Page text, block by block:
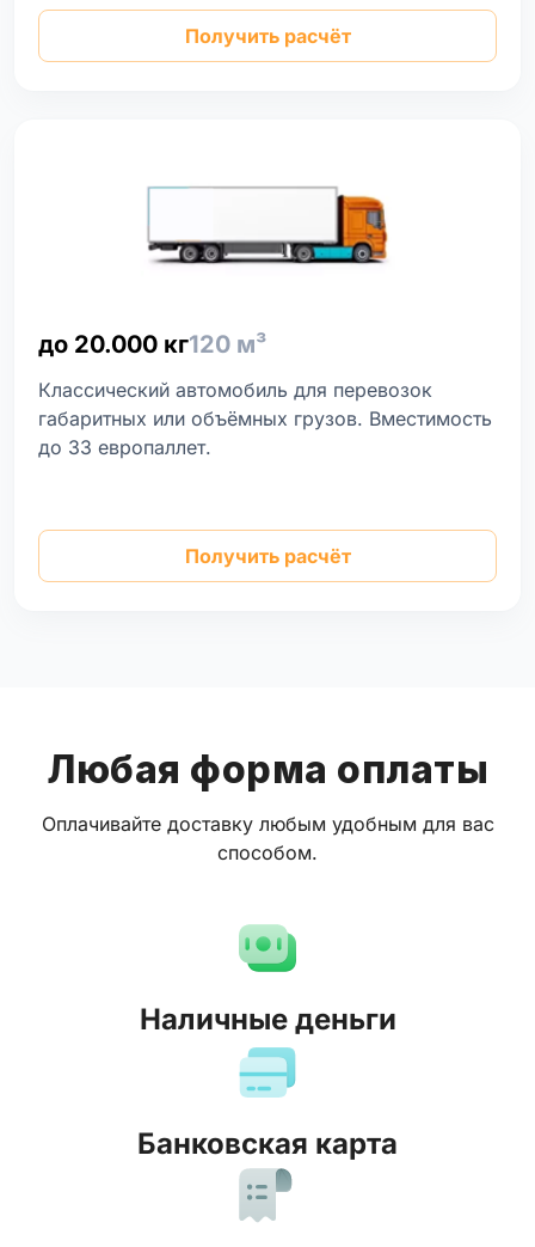
Получить расчёт
до 20.000 кг120 м³
Классический автомобиль для перевозок
габаритных или объёмных грузов. Вместимость
до 33 европаллет.
Получить расчёт
Любая форма оплаты
Оплачивайте доставку любым удобным для вас
способом.
Наличные деньги
Банковская карта